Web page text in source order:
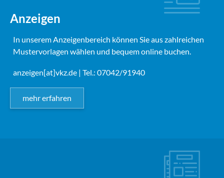
Anzeigen
In unserem Anzeigenbereich können Sie aus zahlreichen
Mustervorlagen wählen und bequem online buchen.
anzeigen[at]vkz.de | Tel.: 07042/91940
mehr erfahren